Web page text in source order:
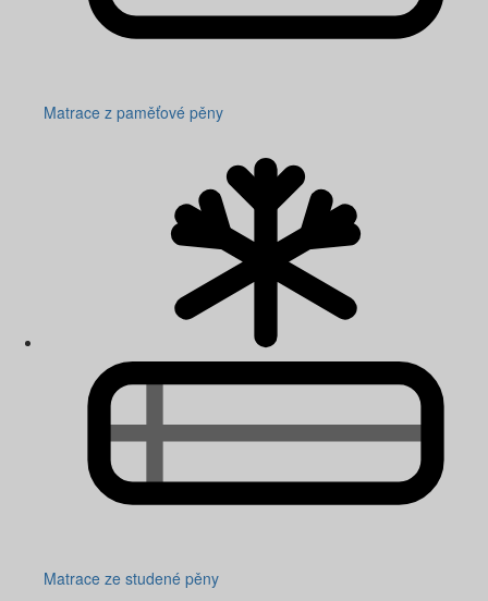
Matrace z paměťové pěny
Matrace ze studené pěny